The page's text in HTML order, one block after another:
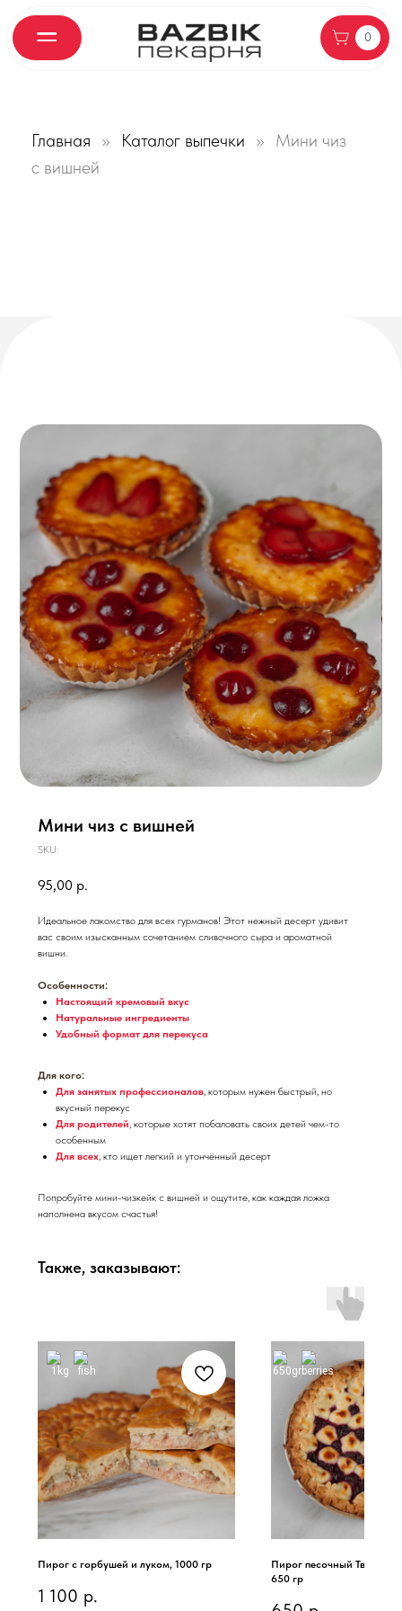
0
Мини чиз с вишней
SKU:
95,00 р.
Идеальное лакомство для всех гурманов! Этот нежный десерт удивит
вас своим изысканным сочетанием сливочного сыра и ароматной
вишни.
Особенности:
Настоящий кремовый вкус
Натуральные ингредиенты
Удобный формат для перекуса
Для кого:
Для занятых профессионалов, которым нужен быстрый, но
вкусный перекус
Для родителей, которые хотят побаловать своих детей чем-то
особенным
Для всех, кто ищет легкий и утончённый десерт
Попробуйте мини-чизкейк с вишней и ощутите, как каждая ложка
наполнена вкусом счастья!
Также, заказывают:
Пирог с горбушей и луком, 1000 гр
1 100 р.
Пирог песочный
650 гр